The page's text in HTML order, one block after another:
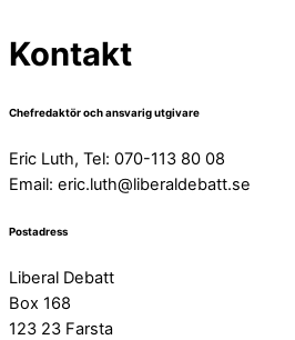
Kontakt
Chefredaktör och ansvarig utgivare
Eric Luth, Tel: 070-113 80 08
Email: eric.luth@liberaldebatt.se
Postadress
Liberal Debatt
Box 168
123 23 Farsta